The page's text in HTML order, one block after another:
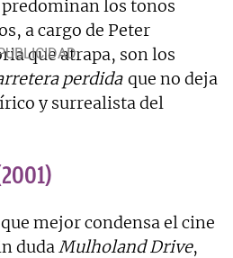
los tonos
a cargo de Peter
que atrapa, son los
perdida que no deja
y surrealista del
mejor condensa el cine
dudaMulholand Drive,